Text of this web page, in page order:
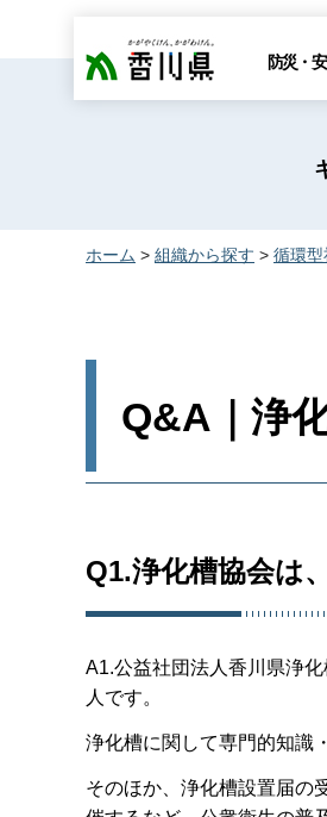
香川県 防災・
ホーム > 組織から探す > 循環型
Q&A｜浄
Q1.浄化槽協会は
A1.公益社団法人香川県浄
人です。
浄化槽に関して専門的知識
そのほか、浄化槽設置届の